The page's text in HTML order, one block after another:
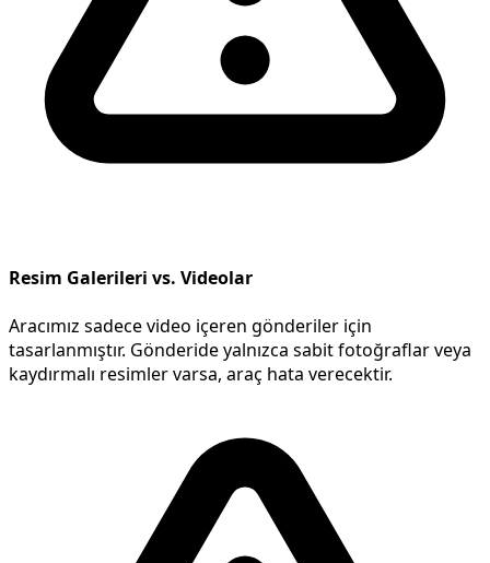
Resim Galerileri vs. Videolar
Aracımız sadece video içeren gönderiler için
tasarlanmıştır. Gönderide yalnızca sabit fotoğraflar veya
kaydırmalı resimler varsa, araç hata verecektir.